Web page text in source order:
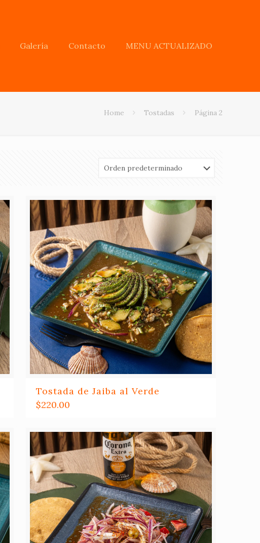
Galería Contacto MENU ACTUALIZADO
Home Tostadas Página 2
Tostada de Jaiba al Verde
$220.00